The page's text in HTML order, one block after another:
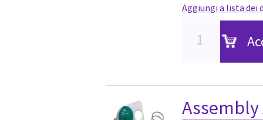
Aggiungi a lista dei
Assembly